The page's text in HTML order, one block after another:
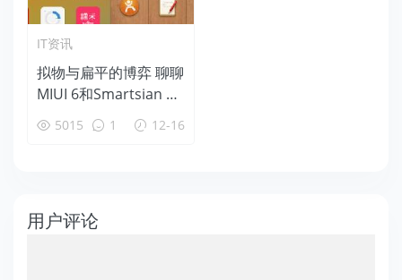
IT资讯
拟物与扁平的博弈 聊聊
MIUI 6和Smartsian O
S
5015 1 12-16
用户评论